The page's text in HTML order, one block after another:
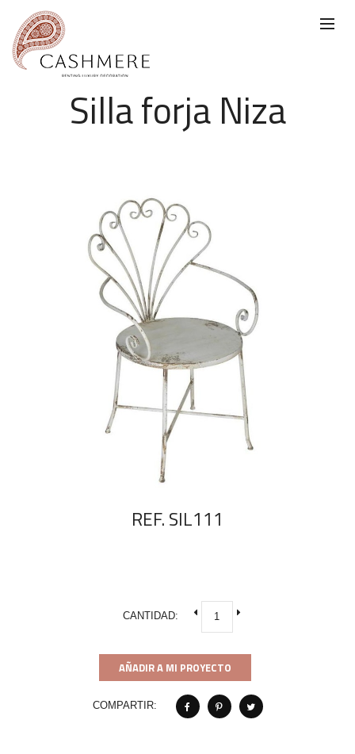
Silla forja Niza
REF. SIL111
CANTIDAD:
AÑADIR A MI PROYECTO
COMPARTIR: